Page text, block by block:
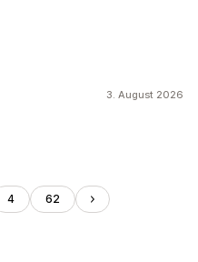
3. August 2026
4 62